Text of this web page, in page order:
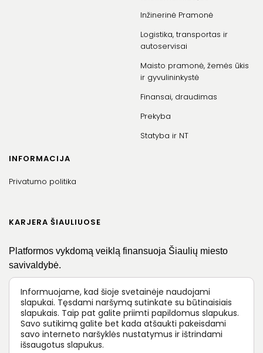
KARJERA ŠIAULIUOSE
Platformos vykdomą veiklą finansuoja Šiaulių miesto
savivaldybė.
Inžinerinė Pramonė
Logistika, transportas ir
autoservisai
Maisto pramonė, žemės ūkis
ir gyvulininkystė
Finansai, draudimas
Prekyba
Statyba ir NT
INFORMACIJA
Privatumo politika
Informuojame, kad šioje svetainėje naudojami
slapukai. Tęsdami naršymą sutinkate su būtinaisiais
slapukais. Taip pat galite priimti papildomus slapukus.
Savo sutikimą galite bet kada atšaukti pakeisdami
savo interneto naršyklės nustatymus ir ištrindami
išsaugotus slapukus.